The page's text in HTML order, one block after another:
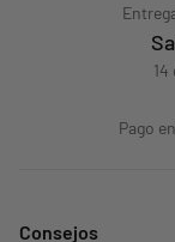
Pago
Consejos